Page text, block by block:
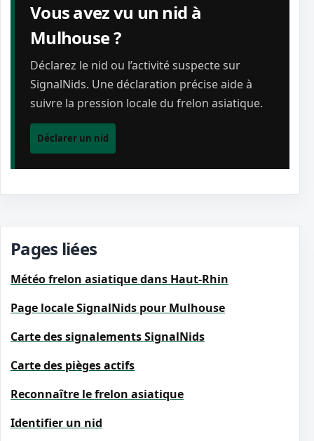
Vous avez vu un nid à
Mulhouse ?
Déclarez le nid ou l’activité suspecte sur
SignalNids. Une déclaration précise aide à
suivre la pression locale du frelon asiatique.
Déclarer un nid
Pages liées
Météo frelon asiatique dans Haut-Rhin
Page locale SignalNids pour Mulhouse
Carte des signalements SignalNids
Carte des pièges actifs
Reconnaître le frelon asiatique
Identifier un nid